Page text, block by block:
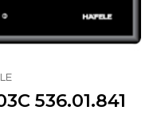
536.01.841